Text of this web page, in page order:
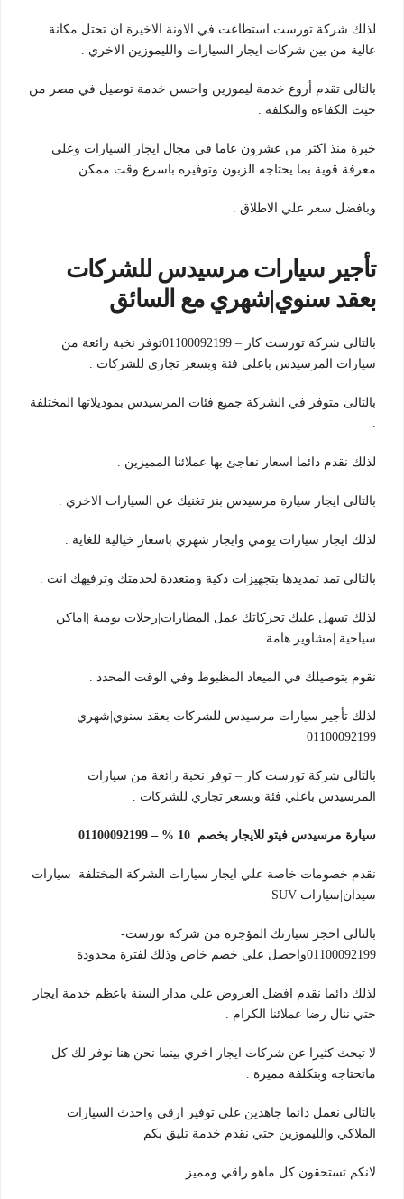
لذلك شركة تورست استطاعت في الاونة الاخيرة ان تحتل مكانة
عالية من بين شركات ايجار السيارات والليموزين الاخري .
بالتالى تقدم أروع خدمة ليموزين واحسن خدمة توصيل في مصر من
حيث الكفاءة والتكلفة .
خبرة منذ اكثر من عشرون عاما في مجال ايجار السيارات وعلي
معرفة قوية بما يحتاجه الزبون وتوفيره باسرع وقت ممكن
وبافضل سعر علي الاطلاق .
تأجير سيارات مرسيدس للشركات
بعقد سنوي|شهري مع السائق
بالتالى شركة تورست كار – 01100092199توفر نخبة رائعة من
سيارات المرسيدس باعلي فئة وبسعر تجاري للشركات .
بالتالى متوفر في الشركة جميع فئات المرسيدس بموديلاتها المختلفة
.
لذلك نقدم دائما اسعار نفاجئ بها عملائنا المميزين .
بالتالى ايجار سيارة مرسيدس بنز تغنيك عن السيارات الاخري .
لذلك ايجار سيارات يومي وايجار شهري باسعار خيالية للغاية .
بالتالى تمد تمديدها بتجهيزات ذكية ومتعددة لخدمتك وترفيهك انت .
لذلك تسهل عليك تحركاتك عمل المطارات|رحلات يومية |اماكن
سياحية |مشاوير هامة .
نقوم بتوصيلك في الميعاد المظبوط وفي الوقت المحدد .
لذلك تأجير سيارات مرسيدس للشركات بعقد سنوي|شهري
01100092199
بالتالى شركة تورست كار – توفر نخبة رائعة من سيارات
المرسيدس باعلي فئة وبسعر تجاري للشركات .
سيارة مرسيدس فيتو للايجار بخصم 10 % – 01100092199
نقدم خصومات خاصة علي ايجار سيارات الشركة المختلفة سيارات
سيدان|سيارات SUV
بالتالى احجز سيارتك المؤجرة من شركة تورست-
01100092199واحصل علي خصم خاص وذلك لفترة محدودة
لذلك دائما نقدم افضل العروض علي مدار السنة باعظم خدمة ايجار
حتي ننال رضا عملائنا الكرام .
لا تبحث كثيرا عن شركات ايجار اخري بينما نحن هنا نوفر لك كل
ماتحتاجه وبتكلفة مميزة .
بالتالى نعمل دائما جاهدين علي توفير ارقي واحدث السيارات
الملاكي والليموزين حتي نقدم خدمة تليق بكم
لانكم تستحقون كل ماهو راقي ومميز .